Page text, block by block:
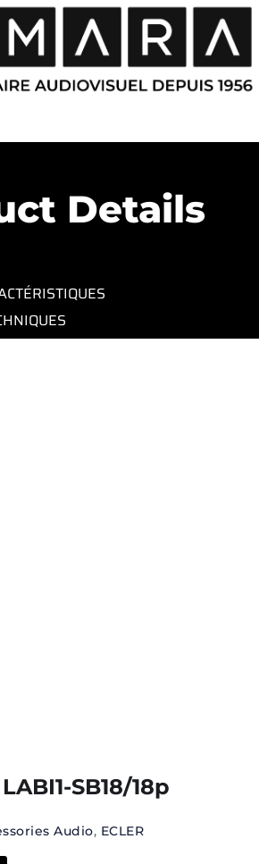
Details
SB18/18p
Audio, ECLER